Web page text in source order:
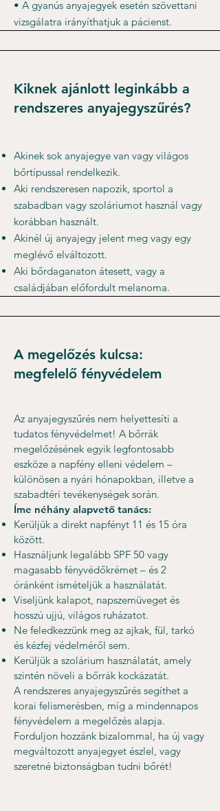
• A gyanús anyajegyek esetén szövettani
vizsgálatra irányíthatjuk a pácienst.
Kiknek ajánlott leginkább a
rendszeres anyajegyszűrés?
Akinek sok anyajegye van vagy világos
bőrtípussal rendelkezik.
Aki rendszeresen napozik, sportol a
szabadban vagy szoláriumot használ vagy
korábban használt.
Akinél új anyajegy jelent meg vagy egy
meglévő elváltozott.
Aki bőrdaganaton átesett, vagy a
családjában előfordult melanoma.
A megelőzés kulcsa:
megfelelő fényvédelem
Az anyajegyszűrés nem helyettesíti a
tudatos fényvédelmet! A bőrrák
megelőzésének egyik legfontosabb
eszköze a napfény elleni védelem –
különösen a nyári hónapokban, illetve a
szabadtéri tevékenységek során.
Íme néhány alapvető tanács:
Kerüljük a direkt napfényt 11 és 15 óra
között.
Használjunk legalább SPF 50 vagy
magasabb fényvédőkrémet – és 2
óránként ismételjük a használatát.
Viseljünk kalapot, napszemüveget és
hosszú ujjú, világos ruházatot.
Ne feledkezzünk meg az ajkak, fül, tarkó
és kézfej védelméről sem.
Kerüljük a szolárium használatát, amely
szintén növeli a bőrrák kockázatát.
A rendszeres anyajegyszűrés segíthet a
korai felismerésben, míg a mindennapos
fényvédelem a megelőzés alapja.
Forduljon hozzánk bizalommal, ha új vagy
megváltozott anyajegyet észlel, vagy
szeretné biztonságban tudni bőrét!